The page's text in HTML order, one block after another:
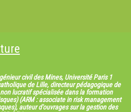
civil des Mines, Université Paris 1
de Lille, directeur pédagogique de
lucratif spécialisée dans la formation
(ARM : associate in risk management
auteur d'ouvrages sur la gestion des